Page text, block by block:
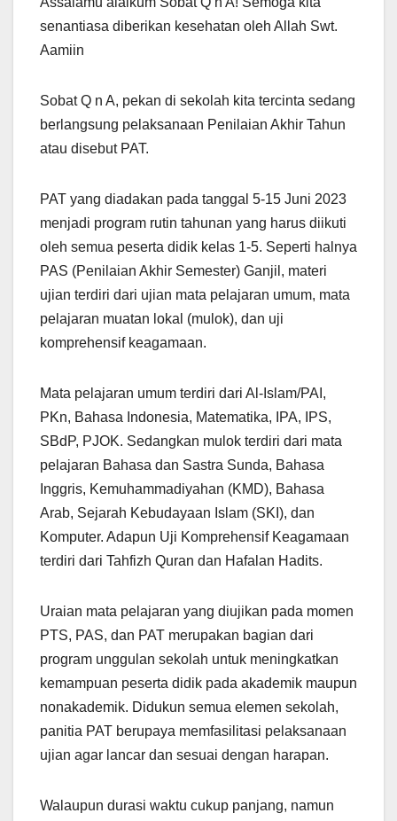
senantiasa diberikan kesehatan oleh Allah Swt.
Aamiin
Sobat Q n A, pekan di sekolah kita tercinta sedang
berlangsung pelaksanaan Penilaian Akhir Tahun
atau disebut PAT.
PAT yang diadakan pada tanggal 5-15 Juni 2023
menjadi program rutin tahunan yang harus diikuti
oleh semua peserta didik kelas 1-5. Seperti halnya
PAS (Penilaian Akhir Semester) Ganjil, materi
ujian terdiri dari ujian mata pelajaran umum, mata
pelajaran muatan lokal (mulok), dan uji
komprehensif keagamaan.
Mata pelajaran umum terdiri dari Al-Islam/PAI,
PKn, Bahasa Indonesia, Matematika, IPA, IPS,
SBdP, PJOK. Sedangkan mulok terdiri dari mata
pelajaran Bahasa dan Sastra Sunda, Bahasa
Inggris, Kemuhammadiyahan (KMD), Bahasa
Arab, Sejarah Kebudayaan Islam (SKI), dan
Komputer. Adapun Uji Komprehensif Keagamaan
terdiri dari Tahfizh Quran dan Hafalan Hadits.
Uraian mata pelajaran yang diujikan pada momen
PTS, PAS, dan PAT merupakan bagian dari
program unggulan sekolah untuk meningkatkan
kemampuan peserta didik pada akademik maupun
nonakademik. Didukun semua elemen sekolah,
panitia PAT berupaya memfasilitasi pelaksanaan
ujian agar lancar dan sesuai dengan harapan.
Walaupun durasi waktu cukup panjang, namun